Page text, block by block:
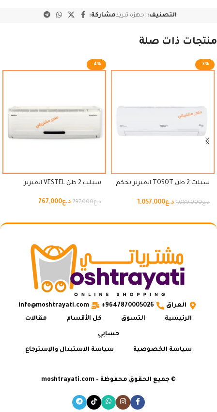
التصنيف: اجهزه تبريدمشاركة:
منتجات ذات صلة
-3%
سبلت 2 طن TOSOT انفيرتر تحكم
د.ع1,089,000 د.ع1,057,000
-4%
سبلت 2 طن VESTEL انفيرتر
د.ع797,000 د.ع767,000
العراق 9647870005026+
info@moshtrayati.com
الرئيسية
التسوق كل الأقسام مقالات
حسابي
سياسة الخصوصية سياسة الاستبدال والإسترجاع
© جميع الحقوق محفوظة – moshtrayati.com